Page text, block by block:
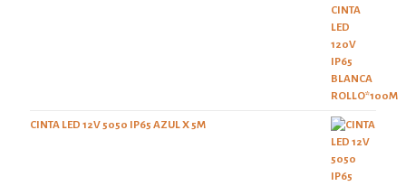
CINTA LED 12V 5050 IP65 AZUL X 5M